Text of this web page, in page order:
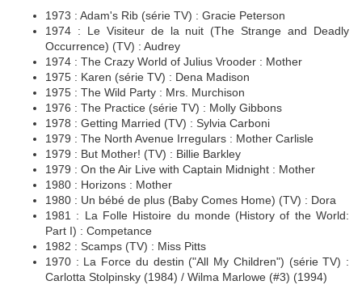
1973 : Adam's Rib (série TV) : Gracie Peterson
1974 : Le Visiteur de la nuit (The Strange and Deadly
Occurrence) (TV) : Audrey
1974 : The Crazy World of Julius Vrooder : Mother
1975 : Karen (série TV) : Dena Madison
1975 : The Wild Party : Mrs. Murchison
1976 : The Practice (série TV) : Molly Gibbons
1978 : Getting Married (TV) : Sylvia Carboni
1979 : The North Avenue Irregulars : Mother Carlisle
1979 : But Mother! (TV) : Billie Barkley
1979 : On the Air Live with Captain Midnight : Mother
1980 : Horizons : Mother
1980 : Un bébé de plus (Baby Comes Home) (TV) : Dora
1981 : La Folle Histoire du monde (History of the World:
Part I) : Competance
1982 : Scamps (TV) : Miss Pitts
1970 : La Force du destin ("All My Children") (série TV) :
Carlotta Stolpinsky (1984) / Wilma Marlowe (#3) (1994)